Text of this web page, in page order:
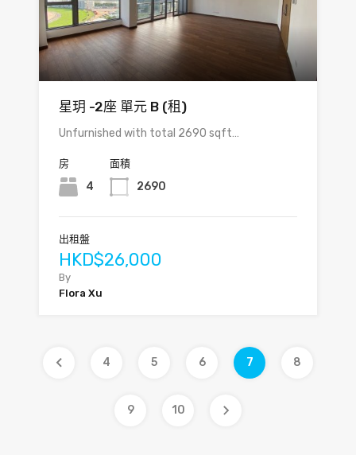
星玥 -2座 單元 B (租)
Unfurnished with total 2690 sqft…
房
4
面積
2690
出租盤
HKD$26,000
By
Flora Xu
4 5 6 7 8
9 10